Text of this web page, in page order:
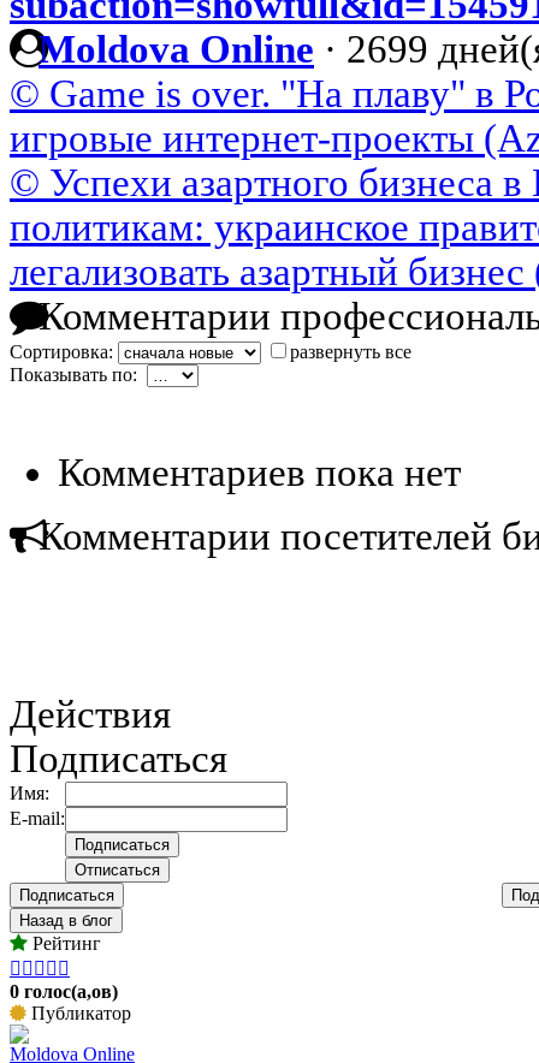
Moldova Online · 2699
© Game is over. "На плаву" в
игровые интернет-проекты
© Успехи азартного бизнеса
политикам: украинское
легализовать азартный
Комментарии
Сортировка:
развернуть все
Показывать по:
Комментариев пока нет
Комментарии посетителей
Действия
Подписаться
Имя:
E-mail:
Подписаться
Назад в блог
Рейтинг
    
0 голос(а,ов)
Публикатор
Moldova Online